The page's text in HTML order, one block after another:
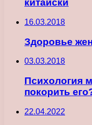
китайски
16.03.2018
Здоровье
03.03.2018
Психология
покорить
22.04.2022